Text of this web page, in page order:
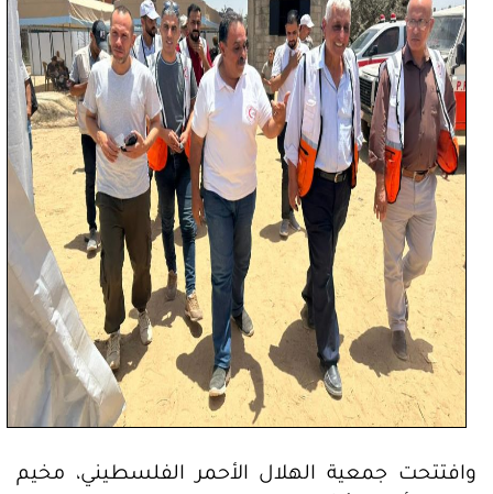
وافتتحت جمعية الهلال الأحمر الفلسطيني، مخيم